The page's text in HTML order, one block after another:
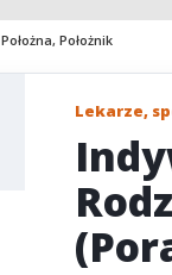
Położna, Położnik
Lekarze,